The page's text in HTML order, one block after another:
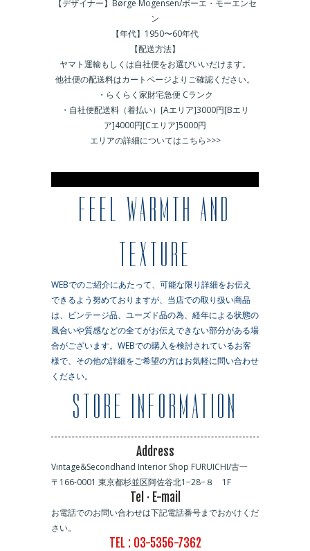
【デザイナー】Børge Mogensen/ボーエ・モーエンセ
ン
【年代】1950〜60年代
【配送方法】
ヤマト運輸もしくは自社便をお選びいいだけます。
他社便の配送料はカートページよりご確認ください。
・らくらく家財宅急便 Cランク
・自社便配送料（着払い）[Aエリア]3000円[Bエリ
ア]4000円[Cエリア]5000円
エリアの詳細についてはこちら>>>
FEEL WARMTH AND
TEXTURE
WEBでのご紹介にあたって、可能な限り詳細をお伝え
できるよう努めておりますが、当店での取り扱い商品
は、ビンテージ品、ユーズド品の為、経年による状態の
風合いや質感などの全てがお伝えできない部分がある場
合がございます。WEBでの購入を検討されているお客
様で、その他の詳細をご希望の方はお気軽に問い合わせ
ください。
STORE INFORMATION
Address
Vintage&Secondhand Interior Shop FURUICHI/古一
〒166-0001 東京都杉並区阿佐谷北1−28−８ 1F
Tel · E-mail
お電話でのお問い合わせは下記電話番号までおかけくだ
さい。
TEL : 03-5356-7362